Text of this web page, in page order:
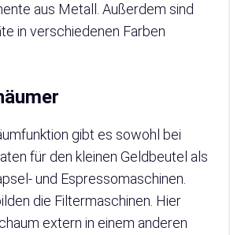
aus Metall. Außerdem sind
in verschiedenen Farben
gibt es sowohl bei
für den kleinen Geldbeutel als
und Espressomaschinen.
die Filtermaschinen. Hier
extern in einem anderen